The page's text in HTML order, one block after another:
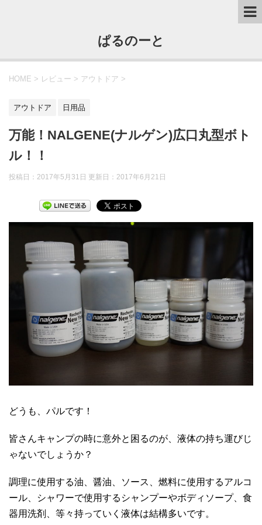
ぱるのーと
HOME > レビュー > アウトドア >
アウトドア 日用品
万能！NALGENE(ナルゲン)広口丸型ボト
ル！！
投稿日：2017年5月31日 更新日： 2017年6月21日
どうも、パルです！
皆さんキャンプの時に意外と困るのが、 液体の持ち運びじ
ゃないでしょうか？
調理に使用する油、醤油、ソース、燃料に使用するアルコ
ール、シャワーで使用するシャンプーやボディソープ、食
器用洗剤、等々持っていく液体は結構多いです。